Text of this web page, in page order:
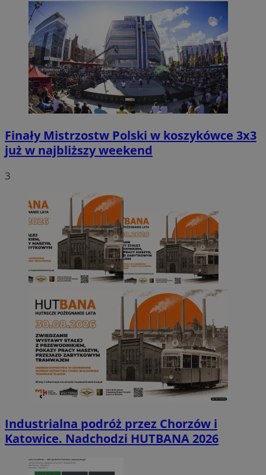
Finały Mistrzostw Polski w koszykówce 3x3
już w najbliższy weekend
3
Industrialna podróż przez Chorzów i
Katowice. Nadchodzi HUTBANA 2026